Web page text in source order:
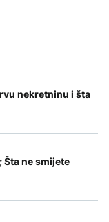
nekretninu i šta
Šta ne smijete